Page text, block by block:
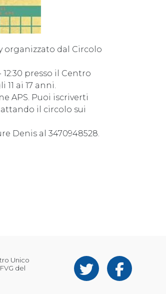
organizzato dal Circolo
presso il Centro
ai 17 anni.
APS. Puoi iscriverti
il circolo sui
Denis al 3470948528.
Unico
del